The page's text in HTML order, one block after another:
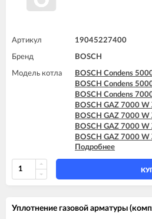
Артикул 19045227400
Бренд BOSCH
Модель котла
BOSCH Condens
BOSCH Condens
BOSCH Condens
BOSCH GAZ 7000 W
BOSCH GAZ 7000 W
BOSCH GAZ 7000 W
BOSCH GAZ 7000
BOSCH GAZ 7000 W
BOSCH GAZ 7000
BOSCH GAZ 7000
BOSCH GAZ 7000
Подробнее
Уплотнение газовой арматуры